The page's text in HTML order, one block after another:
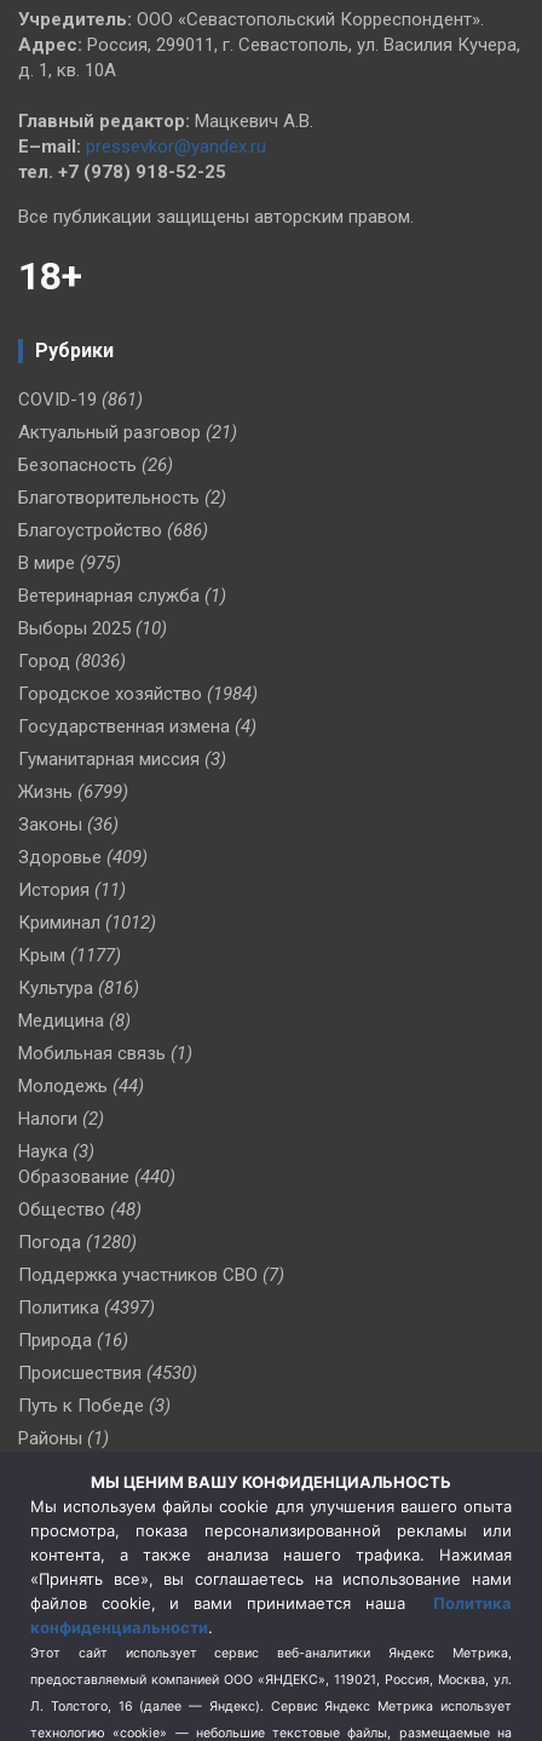
Учредитель: ООО «Севастопольский Корреспондент».
Адрес: Россия, 299011, г. Севастополь, ул. Василия Кучера,
д. 1, кв. 10А
Главный редактор: Мацкевич А.В.
E–mail: pressevkor@yandex.ru
тел. +7 (978) 918-52-25
Все публикации защищены авторским правом.
18+
Рубрики
COVID-19 (861)
Актуальный разговор (21)
Безопасность (26)
Благотворительность (2)
Благоустройство (686)
В мире (975)
Ветеринарная служба (1)
Выборы 2025 (10)
Город (8036)
Городское хозяйство (1984)
Государственная измена (4)
Гуманитарная миссия (3)
Жизнь (6799)
Законы (36)
Здоровье (409)
История (11)
Криминал (1012)
Крым (1177)
Культура (816)
Медицина (8)
Мобильная связь (1)
Молодежь (44)
Налоги (2)
Наука (3)
Образование (440)
Общество (48)
Погода (1280)
Поддержка участников СВО (7)
Политика (4397)
Природа (16)
Происшествия (4530)
Путь к Победе (3)
Районы (1)
(510)
Сельское хозяйство (3)
Социальная политика
(3)
Спецоперация в Украине
Спецоперация на Украине
(404)
Спорт (740)
Терроризм (1)
Транспорт (262)
МЫ ЦЕНИМ ВАШУ КОНФИДЕНЦИАЛЬНОСТЬ
Мы используем файлы cookie для улучшения вашего опыта
просмотра, показа персонализированной рекламы или
контента, а также анализа нашего трафика. Нажимая
«Принять все», вы соглашаетесь на использование нами
файлов cookie, и вами принимается наша Политика
конфиденциальности.
Этот сайт использует сервис веб-аналитики Яндекс Метрика,
предоставляемый компанией ООО «ЯНДЕКС», 119021, Россия, Москва, ул.
Л. Толстого, 16 (далее — Яндекс). Сервис Яндекс Метрика использует
технологию «cookie» — небольшие текстовые файлы, размещаемые на